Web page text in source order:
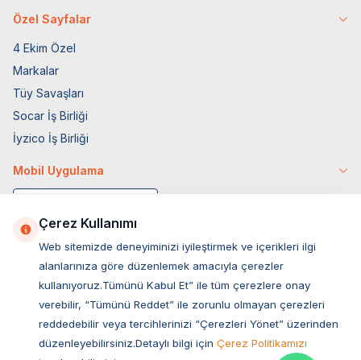
Özel Sayfalar
4 Ekim Özel
Markalar
Tüy Savaşları
Socar İş Birliği
İyzico İş Birliği
Mobil Uygulama
Müşteri Hizmetleri
Çerez Kullanımı
Web sitemizde deneyiminizi iyileştirmek ve içerikleri ilgi
alanlarınıza göre düzenlemek amacıyla çerezler
kullanıyoruz.Tümünü Kabul Et” ile tüm çerezlere onay
verebilir, “Tümünü Reddet” ile zorunlu olmayan çerezleri
reddedebilir veya tercihlerinizi “Çerezleri Yönet” üzerinden
düzenleyebilirsiniz.Detaylı bilgi için Çerez Politikamızı